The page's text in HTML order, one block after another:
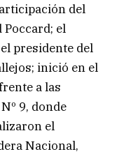
del
el
presidente del
inició en el
a las
9, donde
el
Nacional,